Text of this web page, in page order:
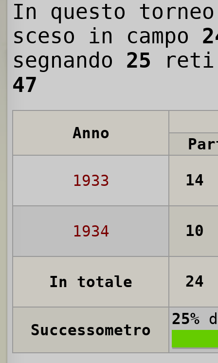
In questo
sceso in campo
segnando 25 reti
47
Anno
1933 14
1934 10
In totale 24
Successometro
25%